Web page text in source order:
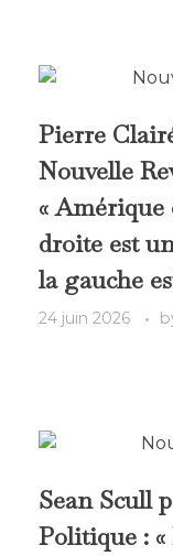
Pierre
Nouvelle
« Amérique
droite est
la gauche
24 juin 2026
Sean Scull
Politique : «